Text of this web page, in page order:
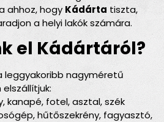
ahhoz, hogy Kádárta tiszta,
a helyi lakók számára.
el Kádártáról?
leggyakoribb nagyméretű
kanapé, fotel, asztal, szék
hűtőszekrény, fagyasztó,